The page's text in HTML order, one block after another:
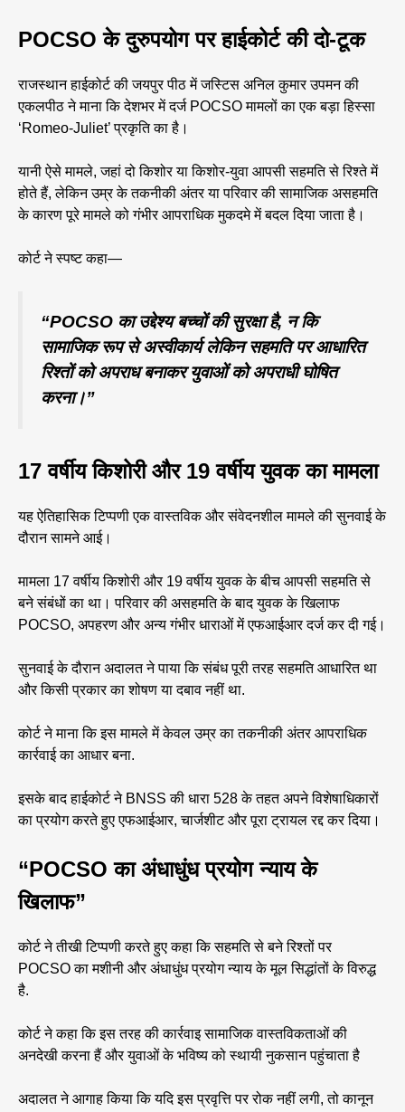
POCSO के दुरुपयोग पर हाईकोर्ट की दो-टूक
राजस्थान हाईकोर्ट की जयपुर पीठ में जस्टिस अनिल कुमार उपमन की
एकलपीठ ने माना कि देशभर में दर्ज POCSO मामलों का एक बड़ा हिस्सा
‘Romeo-Juliet’ प्रकृति का है।
यानी ऐसे मामले, जहां दो किशोर या किशोर-युवा आपसी सहमति से रिश्ते में
होते हैं, लेकिन उम्र के तकनीकी अंतर या परिवार की सामाजिक असहमति
के कारण पूरे मामले को गंभीर आपराधिक मुकदमे में बदल दिया जाता है।
कोर्ट ने स्पष्ट कहा—
“POCSO का उद्देश्य बच्चों की सुरक्षा है, न कि
सामाजिक रूप से अस्वीकार्य लेकिन सहमति पर आधारित
रिश्तों को अपराध बनाकर युवाओं को अपराधी घोषित
करना।”
17 वर्षीय किशोरी और 19 वर्षीय युवक का मामला
यह ऐतिहासिक टिप्पणी एक वास्तविक और संवेदनशील मामले की सुनवाई के
दौरान सामने आई।
मामला 17 वर्षीय किशोरी और 19 वर्षीय युवक के बीच आपसी सहमति से
बने संबंधों का था। परिवार की असहमति के बाद युवक के खिलाफ
POCSO, अपहरण और अन्य गंभीर धाराओं में एफआईआर दर्ज कर दी गई।
सुनवाई के दौरान अदालत ने पाया कि संबंध पूरी तरह सहमति आधारित था
और किसी प्रकार का शोषण या दबाव नहीं था.
कोर्ट ने माना कि इस मामले में केवल उम्र का तकनीकी अंतर आपराधिक
कार्रवाई का आधार बना.
इसके बाद हाईकोर्ट ने BNSS की धारा 528 के तहत अपने विशेषाधिकारों
का प्रयोग करते हुए एफआईआर, चार्जशीट और पूरा ट्रायल रद्द कर दिया।
“POCSO का अंधाधुंध प्रयोग न्याय के
खिलाफ”
कोर्ट ने तीखी टिप्पणी करते हुए कहा कि सहमति से बने रिश्तों पर
POCSO का मशीनी और अंधाधुंध प्रयोग न्याय के मूल सिद्धांतों के विरुद्ध
है.
कोर्ट ने कहा कि इस तरह की कार्रवाइ सामाजिक वास्तविकताओं की
अनदेखी करना हैं और युवाओं के भविष्य को स्थायी नुकसान पहुंचाता है
अदालत ने आगाह किया कि यदि इस प्रवृत्ति पर रोक नहीं लगी, तो कानून